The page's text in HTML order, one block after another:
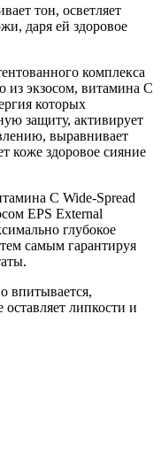
тон, осветляет
даря ей здоровое
комплекса
из экзосом, витамина С
которых
защиту, активирует
выравнивает
коже здоровое сияние
С Wide-Spread
EPS External
глубокое
самым гарантируя
впитывается,
липкости и